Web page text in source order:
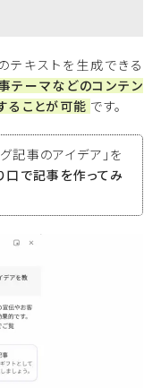
キストを生成できる
ーマなどのコンテン
ることが可能 です。
記事のアイデア」を
口で記事を作ってみ